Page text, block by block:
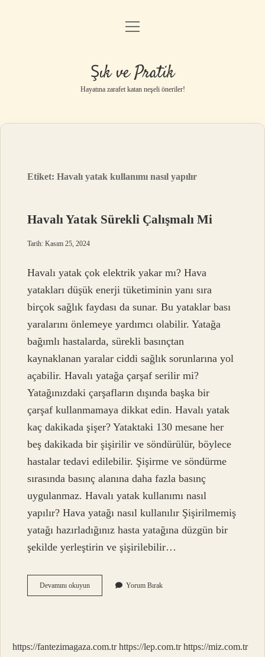
Anasayfa
Yasal Uyarı
menüyü
Şık ve Pratik
Hayatına zarafet katan neşeli öneriler!
Etiket:Havalı yatak kullanımı nasıl yapılır
Havalı Yatak Sürekli Çalışmalı Mi
Tarih: Kasım 25, 2024
Havalı yatak çok elektrik yakar mı? Hava
yatakları düşük enerji tüketiminin yanı sıra
birçok sağlık faydası da sunar. Bu yataklar bası
yaralarını önlemeye yardımcı olabilir. Yatağa
bağımlı hastalarda, sürekli basınçtan
kaynaklanan yaralar ciddi sağlık sorunlarına yol
açabilir. Havalı yatağa çarşaf serilir mi?
Yatağınızdaki çarşafların dışında başka bir
çarşaf kullanmamaya dikkat edin. Havalı yatak
kaç dakikada şişer? Yataktaki 130 mesane her
beş dakikada bir şişirilir ve söndürülür, böylece
hastalar tedavi edilebilir. Şişirme ve söndürme
sırasında basınç alanına daha fazla basınç
uygulanmaz. Havalı yatak kullanımı nasıl
yapılır? Hava yatağı nasıl kullanılır Şişirilmemiş
yatağı hazırladığınız hasta yatağına düzgün bir
şekilde yerleştirin ve şişirilebilir…
Devamını okuyunHavalı
Yatak
Yorum Bırak
https://fantezimagaza.com.tr https://lep.com.tr https://miz.com.tr